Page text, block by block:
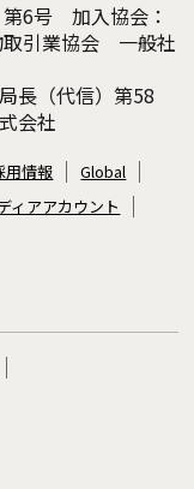
6号 加入協会：
取引業協会 一般社
長（代信）第58
会社
用情報
Global
ィアアカウント